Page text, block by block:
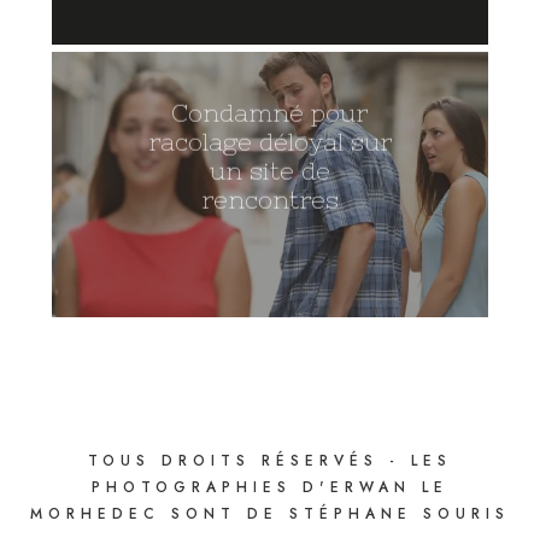
Condamné pour
racolage déloyal sur
un site de
rencontres
TOUS DROITS RÉSERVÉS - LES
PHOTOGRAPHIES D'ERWAN LE
MORHEDEC SONT DE STÉPHANE SOURIS